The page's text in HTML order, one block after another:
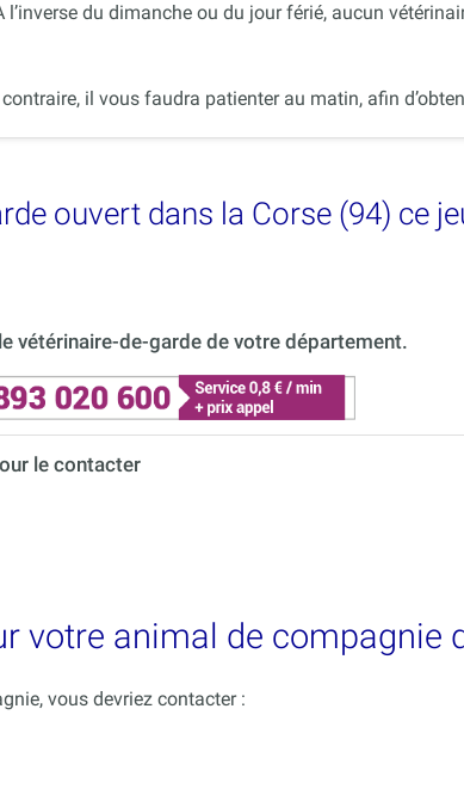
du dimanche ou du jour férié, aucun
il vous faudra patienter au matin, afin
ouvert dans la Corse (94) ce
vétérinaire-de-garde de votre département.
le contacter
votre animal de compagnie
vous devriez contacter :